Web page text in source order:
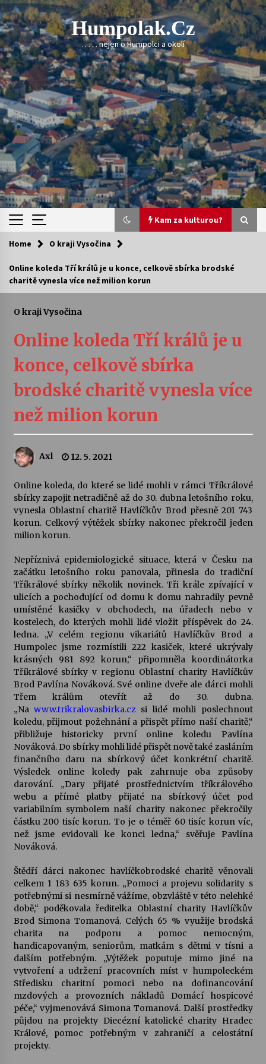
Skip
to
content
Humpolak.cz
. . . . . nejen o Humpolci a okolí
Kam za kulturou?
Kam za kulturou?
Vernisáž výstavy Josefíny Duškové: Stávám se
30. 7. 2026
Veselí muzikanti
30. 7. 2026
šedesátka: 28. 7.–1. 8. 2026
Letní koncerty ve Stromovce: Kolchoz a
Jenakaši
28. 7. 2026
Votavžatský ploty
23. 7. 2026
Letní koncerty ve Stromovce: Rufus Miller
22. 7. 2026
Vysočinka
17. 7. 2026
Ozvěny prázdnin
14. 7. 2026
Za kulturou kousek za Humpolec. V Želivě ožije
odkaz Josefa Čapka
13. 7. 2026
Varhanní recitál Michala Novenka v Klášteře
Želiv
Petr Adamec – Malovaný svět
30. 6. 2026
Home O kraji Vysočina
Online koleda Tří králů je u konce, celkově sbírka brodské
charitě vynesla více než milion korun
O kraji Vysočina
Online koleda Tří králů je u
konce, celkově sbírka
brodské charitě vynesla více
než milion korun
Axl 12. 5. 2021
Online koleda, do které se lidé mohli v rámci Tříkrálové
sbírky zapojit netradičně až do 30. dubna letošního roku,
vynesla Oblastní charitě Havlíčkův Brod přesně 201 743
korun. Celkový výtěžek sbírky nakonec překročil jeden
milion korun.
Nepříznivá epidemiologické situace, která v Česku na
začátku letošního roku panovala, přinesla do tradiční
Tříkrálové sbírky několik novinek. Tři krále zpívající v
ulicích a pochodující od domu k domu nahradily pevně
umístěné kasičky v obchodech, na úřadech nebo v
kostelech, do kterých mohli lidé vložit příspěvek do 24.
ledna. „V celém regionu vikariátů Havlíčkův Brod a
Humpolec jsme rozmístili 222 kasiček, které ukrývaly
krásných 981 892 korun,“ připomněla koordinátorka
Tříkrálové sbírky v regionu Oblastní charity Havlíčkův
Brod Pavlína Nováková. Své online dveře ale dárci mohli
Třem králům otevřít až do 30. dubna.
„Na www.trikralovasbirka.czsi lidé mohli poslechnout
koledu, přijmout požehnání a přispět přímo naší charitě,“
přibližuje historicky první online koledu Pavlína
Nováková. Do sbírky mohli lidé přispět nově také zasláním
finančního daru na sbírkový účet konkrétní charitě.
Výsledek online koledy pak zahrnuje oba způsoby
darování. „Dary přijaté prostřednictvím tříkrálového
webu a přímé platby přijaté na sbírkový účet pod
variabilním symbolem naší charity nakonec překročily
částku 200 tisíc korun. To je o téměř 60 tisíc korun víc,
než jsme evidovali ke konci ledna,“ svěřuje Pavlína
Nováková.
Štědří dárci nakonec havlíčkobrodské charitě věnovali
celkem 1 183 635 korun. „Pomoci a projevu solidarity s
potřebnými si nesmírně vážíme, obzvláště v této nelehké
době,“ poděkovala ředitelka Oblastní charity Havlíčkův
Brod Simona Tomanová. Celých 65 % využije brodská
charita na podporu a pomoc nemocným,
handicapovaným, seniorům, matkám s dětmi v tísni a
dalším potřebným. „Výtěžek poputuje mimo jiné na
vytvoření a udržení pracovních míst v humpoleckém
Středisku charitní pomoci nebo na dofinancování
mzdových a provozních nákladů Domácí hospicové
péče,“ vyjmenovává Simona Tomanová. Další prostředky
půjdou na projekty Diecézní katolické charity Hradec
Králové, pomoc potřebným v zahraničí a celostátní
projekty.